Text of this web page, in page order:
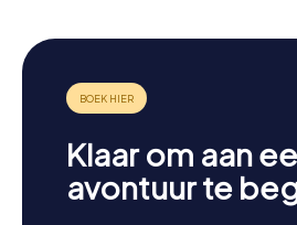
Klaar om aan
avontuur te